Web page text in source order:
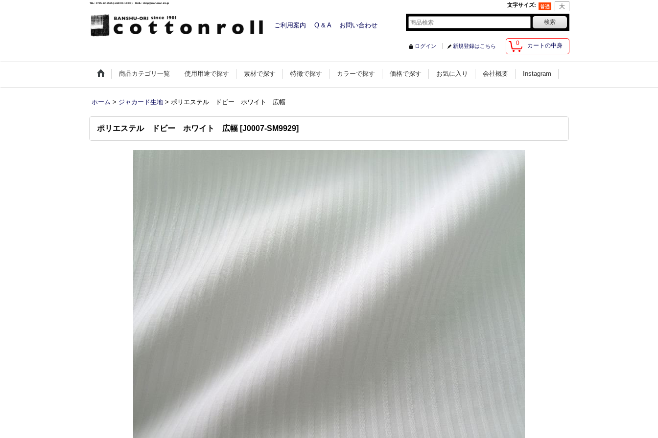
TEL : 0795-22-5555 ( am9:00-17:00 ) MAIL : shop@maruman-inc.jp 文字サイズ:
ご利用案内 Q & A お問い合わせ
0 カートの中身
ログイン 新規登録はこちら
商品カテゴリ一覧 使用用途で探す 素材で探す 特徴で探す カラーで探す 価格で探す お気に入り 会社概要 Instagram
ホーム > ジャカード生地 > ポリエステル ドビー ホワイト 広幅
ポリエステル ドビー ホワイト 広幅 [J0007-SM9929]